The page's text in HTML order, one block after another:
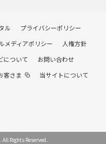
ル
プライバシーポリシー
メディアポリシー
人権方針
について
お問い合わせ
客さま 当サイトについて
Rights Reserved.